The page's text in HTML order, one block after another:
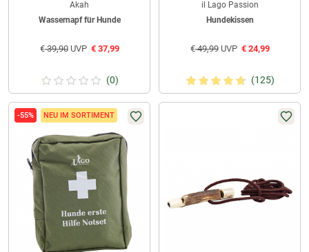
Akah
Wassernapf für Hunde
€39,90UVP €37,99
(0)
il Lago Passion
Hundekissen
€49,99UVP €24,99
(125)
-55% NEU IM SORTIMENT